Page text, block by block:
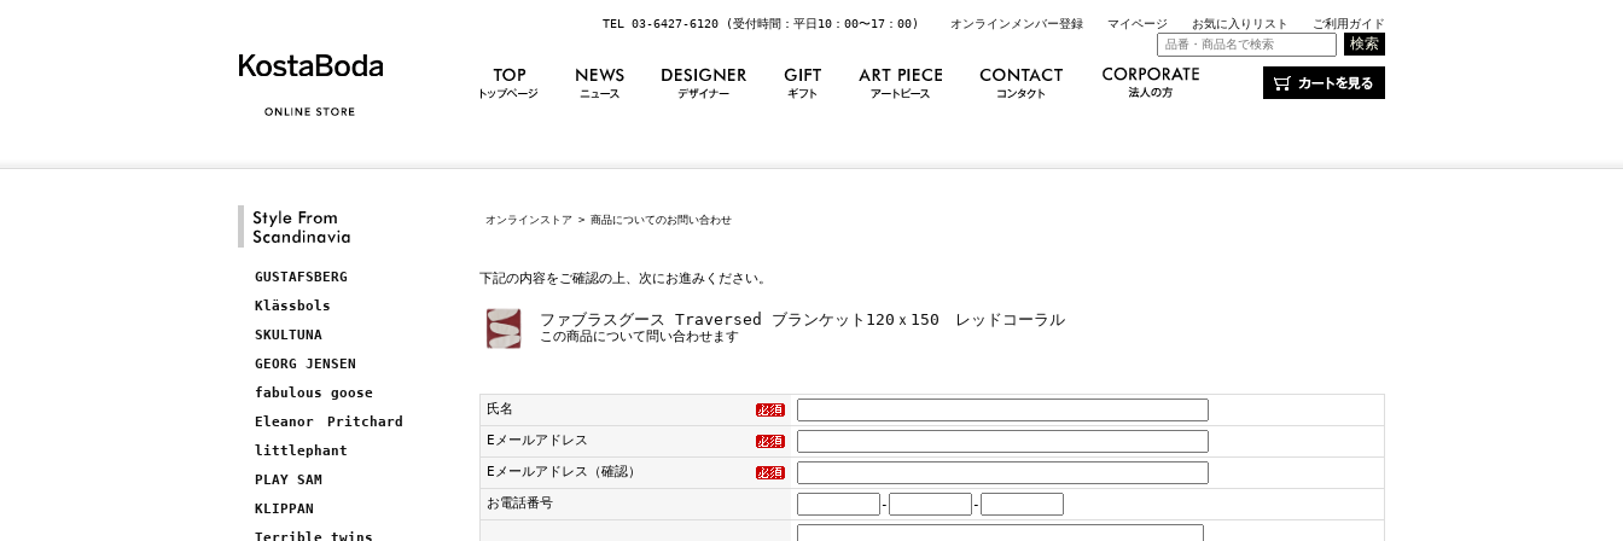
TEL 03-6427-6120 (受付時間：平日10：00〜17：00) オンラインメンバー登録 マイページ お気に入りリスト ご利用ガイド
GUSTAFSBERG
Klässbols
SKULTUNA
GEORG JENSEN
fabulous goose
Eleanor Pritchard
littlephant
PLAY SAM
KLIPPAN
オンラインストア > 商品についてのお問い合わせ
下記の内容をご確認の上、次にお進みください。
ファブラスグース Traversed ブランケット120ｘ150 レッドコーラル
この商品について問い合わせます
氏名
Eメールアドレス
Eメールアドレス（確認）
お電話番号
- -